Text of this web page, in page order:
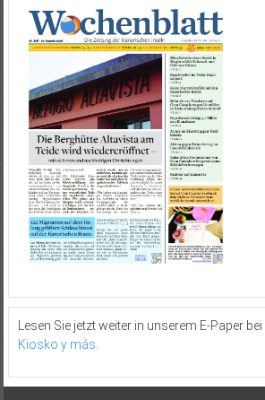
Lesen Sie jetzt weiter in unserem E-Paper bei
Kiosko y más